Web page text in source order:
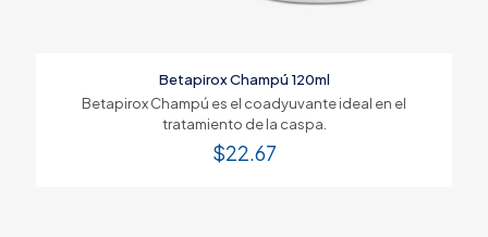
Betapirox Champú 120ml
Betapirox Champú es el coadyuvante ideal en el
tratamiento de la caspa.
$22.67